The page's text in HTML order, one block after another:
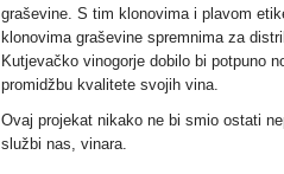
graševine. S tim klonovima i plavom
klonovima graševine spremnima za
Kutjevačko vinogorje dobilo bi potpuno
promidžbu kvalitete svojih vina.
Ovaj projekat nikako ne bi smio ostati
službi nas, vinara.